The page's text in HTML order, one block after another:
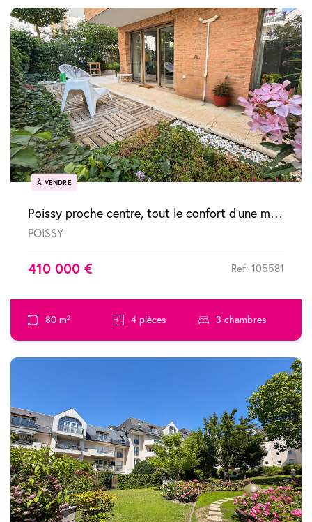
À VENDRE
Poissy proche centre, tout le confort d'une maison à 5 minutes du RER A, jardin privatif, suite parentale, quartier neuf
POISSY
410 000 € Ref: 105581
80 m² 4 pièces 3 chambres